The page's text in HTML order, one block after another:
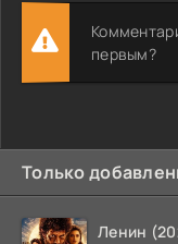
первым?
Только
Ленин